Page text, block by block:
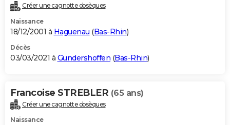
Créer une cagnotte obsèques
Naissance
18/12/2001 à Haguenau (Bas-Rhin)
Décès
03/03/2021 à Gundershoffen (Bas-Rhin)
Francoise STREBLER (65 ans)
Créer une cagnotte obsèques
Naissance